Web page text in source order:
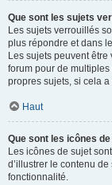
Que sont les sujets
Les sujets verrouillés
plus répondre et dans
Les sujets peuvent
forum pour de
propres sujets, si cela
Haut
Que sont les icônes
Les icônes de sujet
d’illustrer le contenu
fonctionnalité.